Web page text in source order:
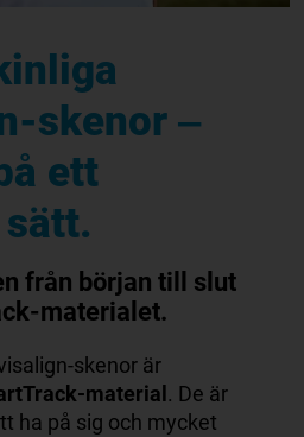
skenor ‒
ett
från början till slut
materialet.
skenor är
material . De är
ha på sig och mycket